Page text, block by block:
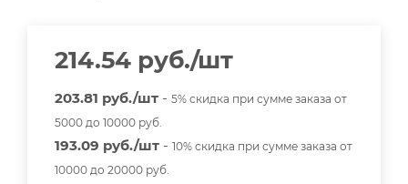
214.54 руб./шт
203.81 руб./шт - 5% скидка при сумме заказа от
5000 до 10000 руб.
193.09 руб./шт - 10% скидка при сумме заказа от
10000 до 20000 руб.